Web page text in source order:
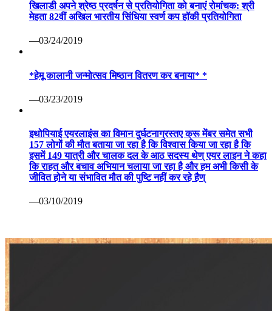
खिलाडी अपने श्रेष्ठ प्रदर्षन से प्रतियोगिता को बनाएं रोमांचक: श्री
मेहता 82वीं अखिल भारतीय सिंधिया स्वर्ण कप हॉकी प्रतियोगिता
—03/24/2019
*हेमू कालानी जन्मोत्सव मिष्ठान वितरण कर बनाया* *
—03/23/2019
इथोपियाई एयरलाइंस का विमान दुर्घटनाग्रस्तए क्रू मेंबर समेत सभी
157 लोगों की मौत बताया जा रहा है कि विश्वास किया जा रहा है कि
इसमें 149 यात्री और चालक दल के आठ सदस्य थेण् एयर लाइन ने कहा
कि राहत और बचाव अभियान चलाया जा रहा है और हम अभी किसी के
जीवित होने या संभावित मौत की पुष्टि नहीं कर रहे हैण्
—03/10/2019